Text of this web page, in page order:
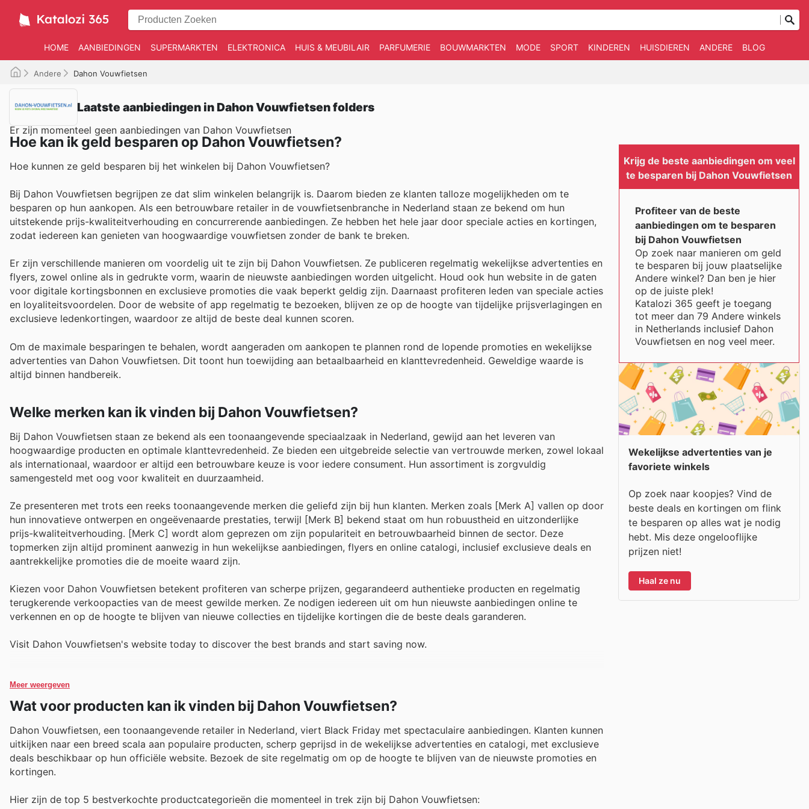
HOME AANBIEDINGEN SUPERMARKTEN ELEKTRONICA HUIS & MEUBILAIR PARFUMERIE BOUWMARKTEN MODE SPORT KINDEREN HUISDIEREN ANDERE BLOG
Andere Dahon Vouwfietsen
Laatste aanbiedingen in Dahon Vouwfietsen folders
Er zijn momenteel geen aanbiedingen van Dahon Vouwfietsen
Hoe kan ik geld besparen op Dahon Vouwfietsen?
Hoe kunnen ze geld besparen bij het winkelen bij Dahon Vouwfietsen?
Bij Dahon Vouwfietsen begrijpen ze dat slim winkelen belangrijk is. Daarom bieden ze klanten talloze mogelijkheden om te
besparen op hun aankopen. Als een betrouwbare retailer in de vouwfietsenbranche in Nederland staan ze bekend om hun
uitstekende prijs-kwaliteitverhouding en concurrerende aanbiedingen. Ze hebben het hele jaar door speciale acties en kortingen,
zodat iedereen kan genieten van hoogwaardige vouwfietsen zonder de bank te breken.
Er zijn verschillende manieren om voordelig uit te zijn bij Dahon Vouwfietsen. Ze publiceren regelmatig wekelijkse advertenties en
flyers, zowel online als in gedrukte vorm, waarin de nieuwste aanbiedingen worden uitgelicht. Houd ook hun website in de gaten
voor digitale kortingsbonnen en exclusieve promoties die vaak beperkt geldig zijn. Daarnaast profiteren leden van speciale acties
en loyaliteitsvoordelen. Door de website of app regelmatig te bezoeken, blijven ze op de hoogte van tijdelijke prijsverlagingen en
exclusieve ledenkortingen, waardoor ze altijd de beste deal kunnen scoren.
Om de maximale besparingen te behalen, wordt aangeraden om aankopen te plannen rond de lopende promoties en wekelijkse
advertenties van Dahon Vouwfietsen. Dit toont hun toewijding aan betaalbaarheid en klanttevredenheid. Geweldige waarde is
altijd binnen handbereik.
Welke merken kan ik vinden bij Dahon Vouwfietsen?
Bij Dahon Vouwfietsen staan ze bekend als een toonaangevende speciaalzaak in Nederland, gewijd aan het leveren van
hoogwaardige producten en optimale klanttevredenheid. Ze bieden een uitgebreide selectie van vertrouwde merken, zowel lokaal
als internationaal, waardoor er altijd een betrouwbare keuze is voor iedere consument. Hun assortiment is zorgvuldig
samengesteld met oog voor kwaliteit en duurzaamheid.
Ze presenteren met trots een reeks toonaangevende merken die geliefd zijn bij hun klanten. Merken zoals [Merk A] vallen op door
hun innovatieve ontwerpen en ongeëvenaarde prestaties, terwijl [Merk B] bekend staat om hun robuustheid en uitzonderlijke
prijs-kwaliteitverhouding. [Merk C] wordt alom geprezen om zijn populariteit en betrouwbaarheid binnen de sector. Deze
topmerken zijn altijd prominent aanwezig in hun wekelijkse aanbiedingen, flyers en online catalogi, inclusief exclusieve deals en
aantrekkelijke promoties die de moeite waard zijn.
Kiezen voor Dahon Vouwfietsen betekent profiteren van scherpe prijzen, gegarandeerd authentieke producten en regelmatig
terugkerende verkoopacties van de meest gewilde merken. Ze nodigen iedereen uit om hun nieuwste aanbiedingen online te
verkennen en op de hoogte te blijven van nieuwe collecties en tijdelijke kortingen die de beste deals garanderen.
Visit Dahon Vouwfietsen's website today to discover the best brands and start saving now.
Meer weergeven
Wat voor producten kan ik vinden bij Dahon Vouwfietsen?
Dahon Vouwfietsen, een toonaangevende retailer in Nederland, viert Black Friday met spectaculaire aanbiedingen. Klanten kunnen
uitkijken naar een breed scala aan populaire producten, scherp geprijsd in de wekelijkse advertenties en catalogi, met exclusieve
deals beschikbaar op hun officiële website. Bezoek de site regelmatig om op de hoogte te blijven van de nieuwste promoties en
kortingen.
Hier zijn de top 5 bestverkochte productcategorieën die momenteel in trek zijn bij Dahon Vouwfietsen:
Krijg de beste aanbiedingen om veel
te besparen bij Dahon Vouwfietsen
Profiteer van de beste
aanbiedingen om te besparen
bij Dahon Vouwfietsen
Op zoek naar manieren om geld
te besparen bij jouw plaatselijke
Andere winkel? Dan ben je hier
op de juiste plek!
Katalozi 365 geeft je toegang
tot meer dan 79 Andere winkels
in Netherlands inclusief Dahon
Vouwfietsen en nog veel meer.
Wekelijkse advertenties van je
favoriete winkels
Op zoek naar koopjes? Vind de
beste deals en kortingen om flink
te besparen op alles wat je nodig
hebt. Mis deze ongelooflijke
prijzen niet!
Haal ze nu